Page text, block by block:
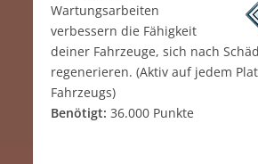
Wartungsarbeiten
verbessern die Fähigkeit
deiner Fahrzeuge, sich nach
regenerieren. (Aktiv auf jedem
Fahrzeugs)
Benötigt: 36.000 Punkte